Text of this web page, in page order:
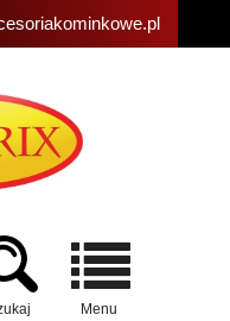
Menu